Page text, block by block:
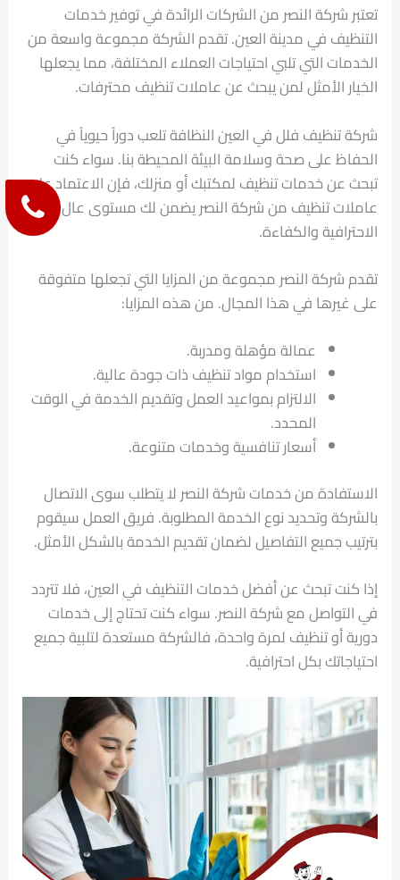
تعتبر شركة النصر من الشركات الرائدة في توفير خدمات
التنظيف في مدينة العين. تقدم الشركة مجموعة واسعة من
الخدمات التي تلبي احتياجات العملاء المختلفة، مما يجعلها
الخيار الأمثل لمن يبحث عن عاملات تنظيف محترفات.
شركة تنظيف فلل في العين النظافة تلعب دوراً حيوياً في
الحفاظ على صحة وسلامة البيئة المحيطة بنا. سواء كنت
تبحث عن خدمات تنظيف لمكتبك أو منزلك، فإن الاعتماد على
عاملات تنظيف من شركة النصر يضمن لك مستوى عال من
الاحترافية والكفاءة.
تقدم شركة النصر مجموعة من المزايا التي تجعلها متفوقة
على غيرها في هذا المجال. من هذه المزايا:
عمالة مؤهلة ومدربة.
استخدام مواد تنظيف ذات جودة عالية.
الالتزام بمواعيد العمل وتقديم الخدمة في الوقت
المحدد.
أسعار تنافسية وخدمات متنوعة.
الاستفادة من خدمات شركة النصر لا يتطلب سوى الاتصال
بالشركة وتحديد نوع الخدمة المطلوبة. فريق العمل سيقوم
بترتيب جميع التفاصيل لضمان تقديم الخدمة بالشكل الأمثل.
إذا كنت تبحث عن أفضل خدمات التنظيف في العين، فلا تتردد
في التواصل مع شركة النصر. سواء كنت تحتاج إلى خدمات
دورية أو تنظيف لمرة واحدة، فالشركة مستعدة لتلبية جميع
احتياجاتك بكل احترافية.